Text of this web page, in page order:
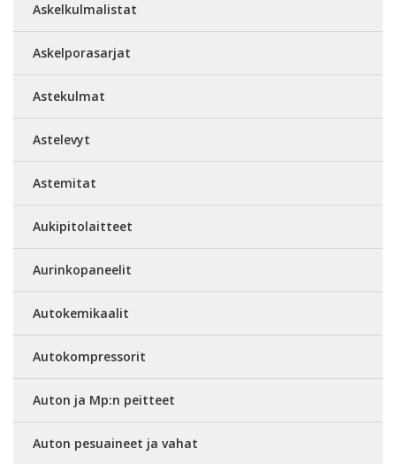
Askelkulmalistat
Askelporasarjat
Astekulmat
Astelevyt
Astemitat
Aukipitolaitteet
Aurinkopaneelit
Autokemikaalit
Autokompressorit
Auton ja Mp:n peitteet
Auton pesuaineet ja vahat